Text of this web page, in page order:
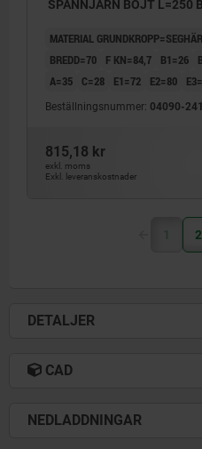
SPÄNNJÄRN BÖJT L=250
MATERIAL
BREDD=70
F KN=84,7 B1=26
A=35
C=28 E1=72 E2=80
Beställningsnummer: 04090-241
815,18 kr
exkl. moms
Exkl. leveranskostnader
1 2
DETALJER
CAD
NEDLADDNINGAR